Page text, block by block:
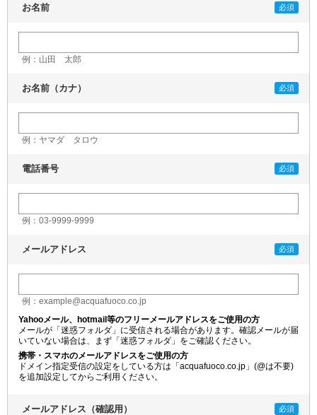
お名前
例：山田 太郎
お名前（カナ）
例：ヤマダ タロウ
電話番号
例：03-9999-9999
メールアドレス
例：example@acquafuoco.co.jp
Yahooメール、hotmail等のフリーメールアドレスをご使用の方
メールが「迷惑フォルダ」に受信される場合があります。確認メールが届
いていない場合は、まず「迷惑フォルダ」をご確認ください。
携帯・スマホのメールアドレスをご使用の方
ドメイン指定受信の設定をしている方は「acquafuoco.co.jp」(@は不要)
を追加設定してからご利用ください。
メールアドレス（確認用）